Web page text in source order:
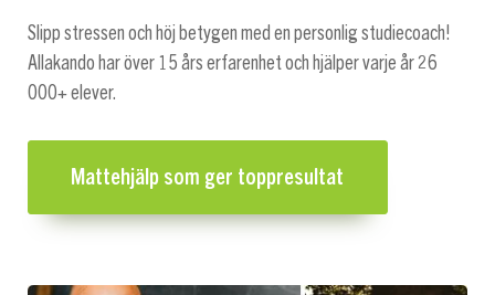
Slipp stressen och höj betygen med en personlig studiecoach!
Allakando har över 15 års erfarenhet och hjälper varje år 26
000+ elever.
Mattehjälp som ger toppresultat